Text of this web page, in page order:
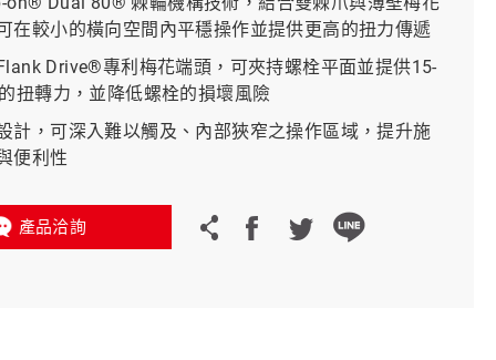
在較小的橫向空間內平穩操作並提供更高的扭力傳遞
Drive®專利梅花端頭，可夾持螺栓平面並提供15-
扭轉力，並降低螺栓的損壞風險
計，可深入難以觸及、內部狹窄之操作區域，提升施
便利性
產品洽詢